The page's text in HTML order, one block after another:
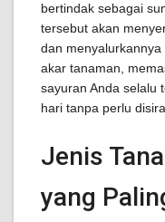
bertindak sebagai
tersebut akan
dan
akar tanaman,
sayuran Anda selalu
hari tanpa perlu
Jenis
yang